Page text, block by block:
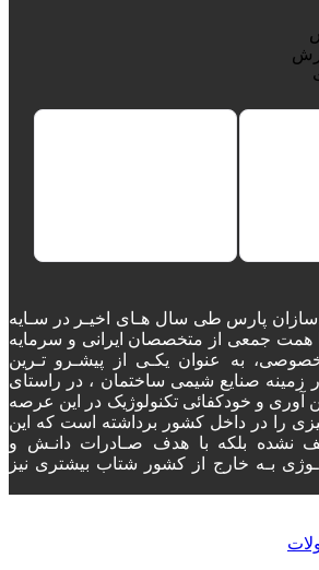
پارس طی سال هـای اخیـر در سـایه
همت جمعی از متخصصان ایرانی و سرمایه
به عنوان یکـی از پیشـرو تـرین
در زمینه صنایع شیمی ساختمان ، در راستای
آوری و خودکفائی تکنولوژیک در این عرصه
را در داخل کشور برداشته است که این
نشده بلکه با هدف صـادرات دانـش و
بـه خارج از کشور شتاب بیشتری نیز